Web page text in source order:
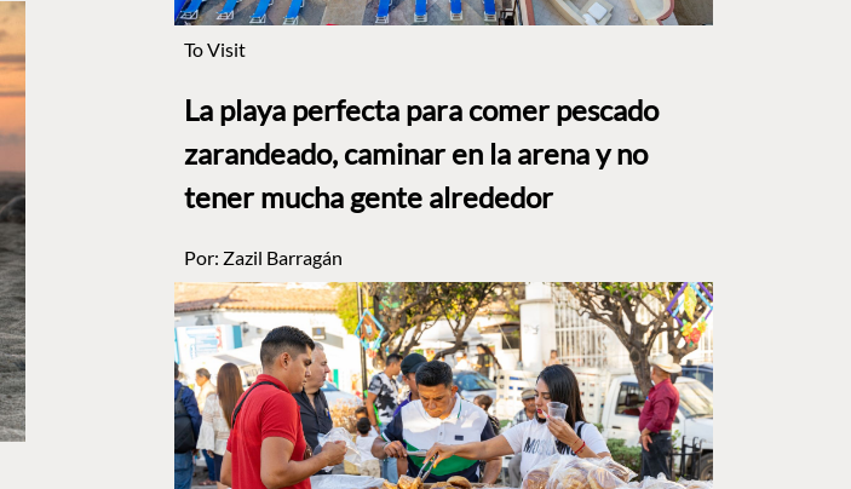
To Visit
La playa perfecta para comer pescado
zarandeado, caminar en la arena y no
tener mucha gente alrededor
Por: Zazil Barragán